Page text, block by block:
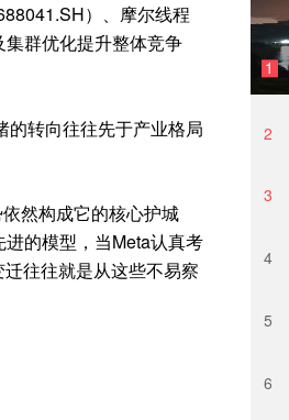
）、摩尔线程
集群优化提升整体竞争
的转向往往先于产业格局
然构成它的核心护城
的模型，当Meta认真考
往往就是从这些不易察
1
2
3
4
5
6